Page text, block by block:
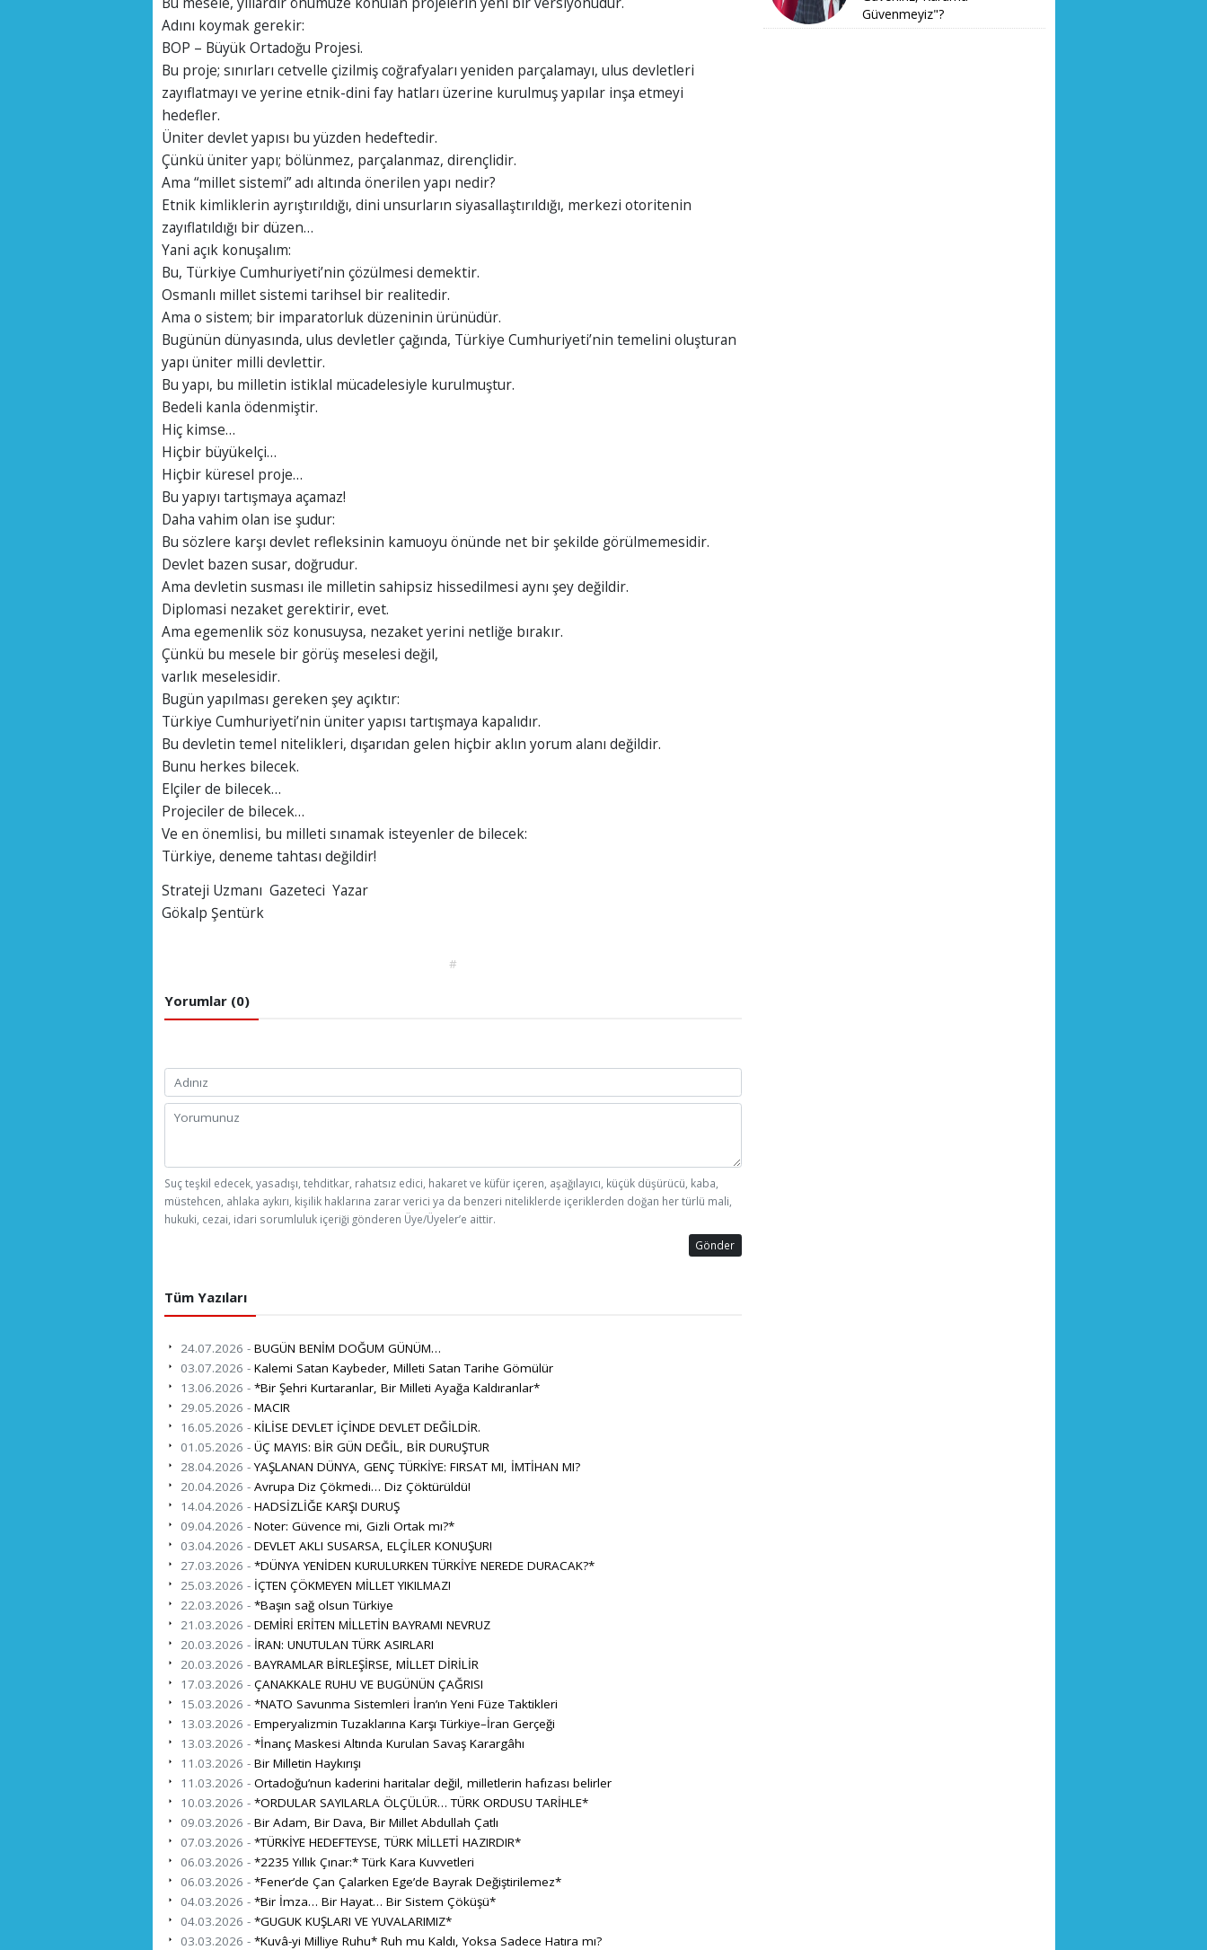
Adını koymak gerekir:
BOP – Büyük Ortadoğu Projesi.
Bu proje; sınırları cetvelle çizilmiş coğrafyaları yeniden parçalamayı, ulus devletleri
zayıflatmayı ve yerine etnik-dini fay hatları üzerine kurulmuş yapılar inşa etmeyi
hedefler.
Üniter devlet yapısı bu yüzden hedeftedir.
Çünkü üniter yapı; bölünmez, parçalanmaz, dirençlidir.
Ama “millet sistemi” adı altında önerilen yapı nedir?
Etnik kimliklerin ayrıştırıldığı, dini unsurların siyasallaştırıldığı, merkezi otoritenin
zayıflatıldığı bir düzen…
Yani açık konuşalım:
Bu, Türkiye Cumhuriyeti’nin çözülmesi demektir.
Osmanlı millet sistemi tarihsel bir realitedir.
Ama o sistem; bir imparatorluk düzeninin ürünüdür.
Bugünün dünyasında, ulus devletler çağında, Türkiye Cumhuriyeti’nin temelini oluşturan
yapı üniter milli devlettir.
Bu yapı, bu milletin istiklal mücadelesiyle kurulmuştur.
Bedeli kanla ödenmiştir.
Hiç kimse…
Hiçbir büyükelçi…
Hiçbir küresel proje…
Bu yapıyı tartışmaya açamaz!
Daha vahim olan ise şudur:
Bu sözlere karşı devlet refleksinin kamuoyu önünde net bir şekilde görülmemesidir.
Devlet bazen susar, doğrudur.
Ama devletin susması ile milletin sahipsiz hissedilmesi aynı şey değildir.
Diplomasi nezaket gerektirir, evet.
Ama egemenlik söz konusuysa, nezaket yerini netliğe bırakır.
Çünkü bu mesele bir görüş meselesi değil,
varlık meselesidir.
Bugün yapılması gereken şey açıktır:
Türkiye Cumhuriyeti’nin üniter yapısı tartışmaya kapalıdır.
Bu devletin temel nitelikleri, dışarıdan gelen hiçbir aklın yorum alanı değildir.
Bunu herkes bilecek.
Elçiler de bilecek…
Projeciler de bilecek…
Ve en önemlisi, bu milleti sınamak isteyenler de bilecek:
Türkiye, deneme tahtası değildir!
Strateji Uzmanı Gazeteci Yazar
Gökalp Şentürk
#
Yorumlar (0)
Suç teşkil edecek, yasadışı, tehditkar, rahatsız edici, hakaret ve küfür içeren, aşağılayıcı, küçük düşürücü, kaba,
müstehcen, ahlaka aykırı, kişilik haklarına zarar verici ya da benzeri niteliklerde içeriklerden doğan her türlü mali,
hukuki, cezai, idari sorumluluk içeriği gönderen Üye/Üyeler’e aittir.
Gönder
Tüm Yazıları
24.07.2026 - BUGÜN BENİM DOĞUM GÜNÜM…
03.07.2026 - Kalemi Satan Kaybeder, Milleti Satan Tarihe Gömülür
13.06.2026 - *Bir Şehri Kurtaranlar, Bir Milleti Ayağa Kaldıranlar*
29.05.2026 - MACIR
16.05.2026 - KİLİSE DEVLET İÇİNDE DEVLET DEĞİLDİR.
01.05.2026 - ÜÇ MAYIS: BİR GÜN DEĞİL, BİR DURUŞTUR
28.04.2026 -YAŞLANAN DÜNYA, GENÇ TÜRKİYE: FIRSAT MI, İMTİHAN MI?
20.04.2026 - Avrupa Diz Çökmedi… Diz Çöktürüldü!
14.04.2026 - HADSİZLİĞE KARŞI DURUŞ
09.04.2026 - Noter: Güvence mi, Gizli Ortak mı?*
03.04.2026 - DEVLET AKLI SUSARSA, ELÇİLER KONUŞUR!
27.03.2026 - *DÜNYA YENİDEN KURULURKEN TÜRKİYE NEREDE DURACAK?*
25.03.2026 - İÇTEN ÇÖKMEYEN MİLLET YIKILMAZ!
22.03.2026 - *Başın sağ olsun Türkiye
21.03.2026 - DEMİRİ ERİTEN MİLLETİN BAYRAMI NEVRUZ
20.03.2026 - İRAN: UNUTULAN TÜRK ASIRLARI
20.03.2026 - BAYRAMLAR BİRLEŞİRSE, MİLLET DİRİLİR
17.03.2026 - ÇANAKKALE RUHU VE BUGÜNÜN ÇAĞRISI
15.03.2026 - *NATO Savunma Sistemleri İran’ın Yeni Füze Taktikleri
13.03.2026 - Emperyalizmin Tuzaklarına Karşı Türkiye–İran Gerçeği
13.03.2026 - *İnanç Maskesi Altında Kurulan Savaş Karargâhı
11.03.2026 - Bir Milletin Haykırışı
11.03.2026 - Ortadoğu’nun kaderini haritalar değil, milletlerin hafızası belirler
10.03.2026 - *ORDULAR SAYILARLA ÖLÇÜLÜR… TÜRK ORDUSU TARİHLE*
09.03.2026 - Bir Adam, Bir Dava, Bir Millet Abdullah Çatlı
07.03.2026 - *TÜRKİYE HEDEFTEYSE, TÜRK MİLLETİ HAZIRDIR*
06.03.2026 - *2235 Yıllık Çınar:* Türk Kara Kuvvetleri
06.03.2026 - *Fener’de Çan Çalarken Ege’de Bayrak Değiştirilemez*
04.03.2026 - *Bir İmza… Bir Hayat… Bir Sistem Çöküşü*
04.03.2026 - *GUGUK KUŞLARI VE YUVALARIMIZ*
03.03.2026 - *Kuvâ-yi Milliye Ruhu* Ruh mu Kaldı, Yoksa Sadece Hatıra mı?
Güvenmeyiz"?